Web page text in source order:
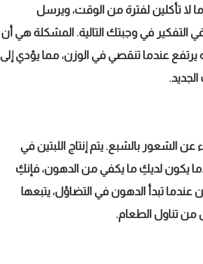
لا تأكلين لفترة من الوقت، ويرسل
التفكير في وجبتك التالية. المشكلة هي أن
عندما تنقصي في الوزن، مما يؤدي إلى
.
الشعور بالشبع. يتم إنتاج اللبتين في
يكون لديكِ ما يكفي من الدهون، فإنكِ
عندما تبدأ الدهون في التضاؤل، يتبعها
تناول الطعام.